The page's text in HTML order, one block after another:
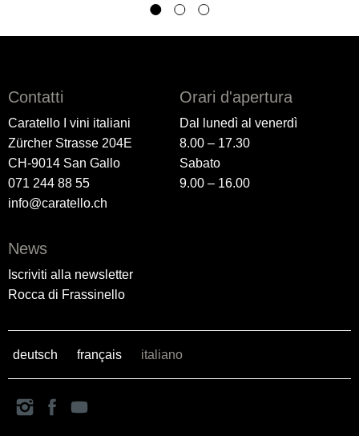
Contatti
Caratello I vini italiani
Zürcher Strasse 204E
CH-9014 San Gallo
071 244 88 55
info@caratello.ch
Orari d'apertura
Dal lunedì al venerdì
8.00 – 17.30
Sabato
9.00 – 16.00
News
Iscriviti alla newsletter
Rocca di Frassinello
deutsch français italiano